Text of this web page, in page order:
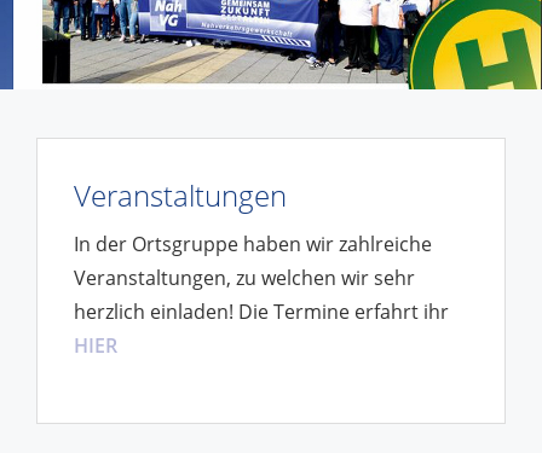
Veranstaltungen
In der Ortsgruppe haben wir zahlreiche
Veranstaltungen, zu welchen wir sehr
herzlich einladen! Die Termine erfahrt ihr
HIER